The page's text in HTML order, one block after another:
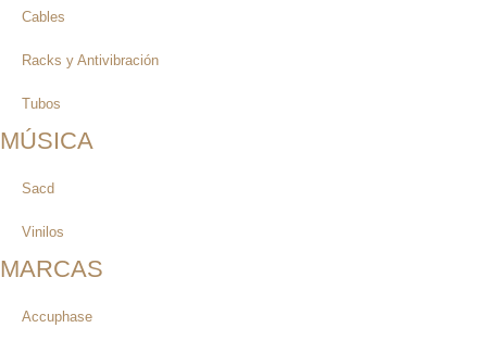
Cables
Racks y Antivibración
Tubos
MÚSICA
Sacd
Vinilos
MARCAS
Accuphase